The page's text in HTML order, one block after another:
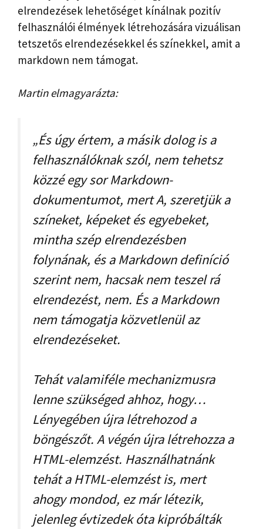
elrendezések lehetőséget kínálnak pozitív
felhasználói élmények létrehozására vizuálisan
tetszetős elrendezésekkel és színekkel, amit a
markdown nem támogat.
Martin elmagyarázta:
„És úgy értem, a másik dolog is a
felhasználóknak szól, nem tehetsz
közzé egy sor Markdown-
dokumentumot, mert A, szeretjük a
színeket, képeket és egyebeket,
mintha szép elrendezésben
folynának, és a Markdown definíció
szerint nem, hacsak nem teszel rá
elrendezést, nem. És a Markdown
nem támogatja közvetlenül az
elrendezéseket.
Tehát valamiféle mechanizmusra
lenne szükséged ahhoz, hogy…
Lényegében újra létrehozod a
böngészőt. A végén újra létrehozza a
HTML-elemzést. Használhatnánk
tehát a HTML-elemzést is, mert
ahogy mondod, ez már létezik,
jelenleg évtizedek óta kipróbálták